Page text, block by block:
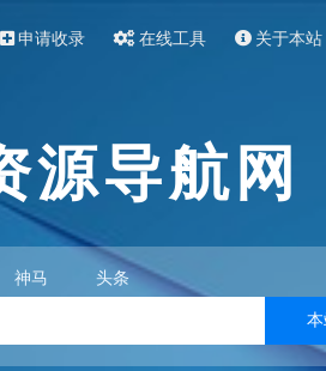
申请收录 在线工具 关于本站
源导航网
神马 头条